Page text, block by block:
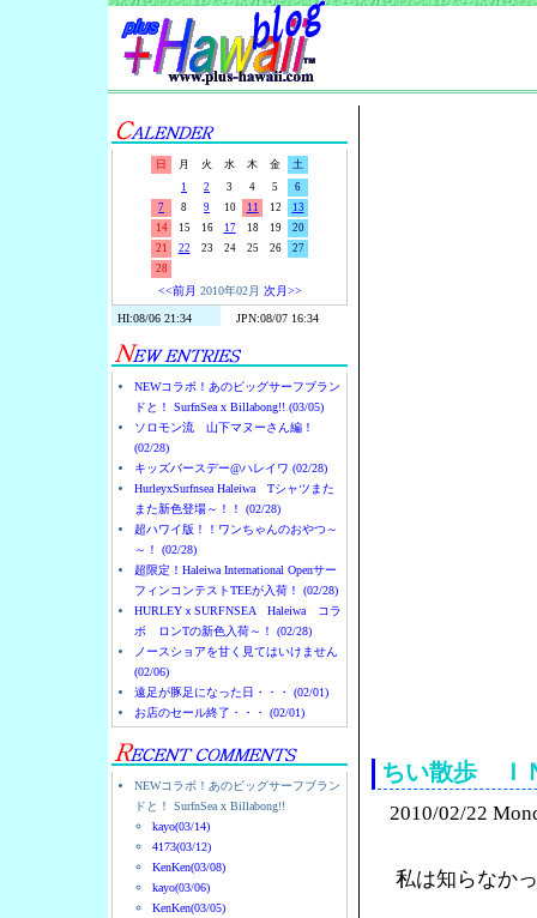
日 月 火 水 木 金
土
1
2 3 4 5
6
7
8 9 10 11 12
13
14
15 16 17 18 19
20
21
22 23 24 25 26
27
28
<<前月 2010年02月 次月>>
NEWコラボ！あのビッグサーフブラン
ドと！ SurfnSea x Billabong!! (03/05)
ソロモン流 山下マヌーさん編！
(02/28)
キッズバースデー@ハレイワ (02/28)
HurleyxSurfnsea Haleiwa Tシャツまた
また新色登場～！！ (02/28)
超ハワイ版！！ワンちゃんのおやつ～
～！ (02/28)
超限定！Haleiwa International Openサー
フィンコンテストTEEが入荷！ (02/28)
HURLEYｘSURFNSEA Haleiwa コラ
ボ ロンTの新色入荷～！ (02/28)
ノースショアを甘く見てはいけません
(02/06)
遠足が豚足になった日・・・ (02/01)
お店のセール終了・・・ (02/01)
NEWコラボ！あのビッグサーフブラン
ドと！ SurfnSea x Billabong!!
kayo(03/14)
4173(03/12)
KenKen(03/08)
kayo(03/06)
KenKen(03/05)
ちい散歩 Ｉ
2010/02/22
私は知らなか